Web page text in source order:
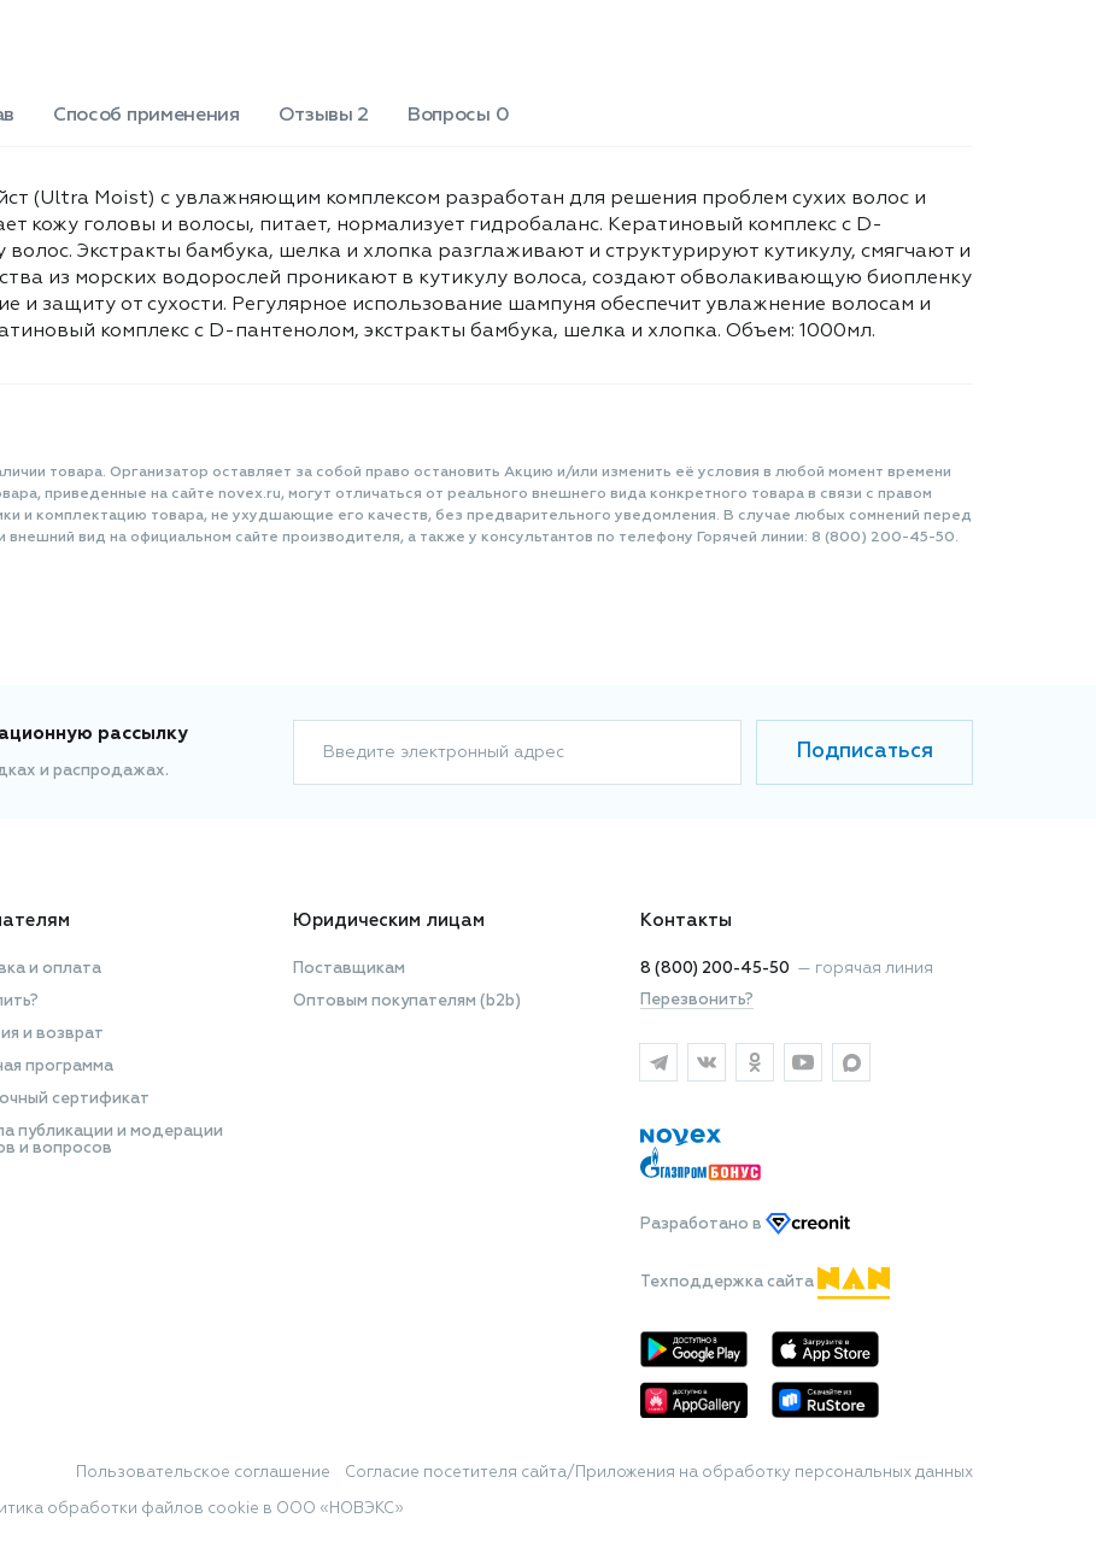
Crispus Extract, Fucus Vesiculosus
Methylchloroisothiazolinone,
Methylisothiazolinone, Sodium
Benzoate, Potassium Sorbate.
создают обволакивающую
использование шампуня обеспечит
увлажнение волосам и коже головы.
Активные компоненты: Кератиновый
комплекс с D-пантенолом, экстракты
бамбука, шелка и хлопка. Объем:
1000мл.
Способ применения Отзывы 2 Вопросы 0
(Ultra Moist) с увлажняющим комплексом разработан для решения проблем сухих волос и
кожу головы и волосы, питает, нормализует гидробаланс. Кератиновый комплекс с D-
Экстракты бамбука, шелка и хлопка разглаживают и структурируют кутикулу, смягчают и
из морских водорослей проникают в кутикулу волоса, создают обволакивающую биопленку
и защиту от сухости. Регулярное использование шампуня обеспечит увлажнение волосам и
комплекс с D-пантенолом, экстракты бамбука, шелка и хлопка. Объем: 1000мл.
товара. Организатор оставляет за собой право остановить Акцию и/или изменить её условия в любой момент времени
приведенные на сайте novex.ru, могут отличаться от реального внешнего вида конкретного товара в связи с правом
и комплектацию товара, не ухудшающие его качеств, без предварительного уведомления. В случае любых сомнений перед
внешний вид на официальном сайте производителя, а также у консультантов по телефону Горячей линии: 8 (800) 200-45-50.
рассылку
и распродажах.
Введите электронный адрес Подписаться
и оплата
и возврат
программа
сертификат
публикации и модерации
и вопросов
Юридическим лицам
Поставщикам
Оптовым покупателям (b2b)
Контакты
8 (800) 200-45-50 — горячая линия
Перезвонить?
Разработано в
Техподдержка сайта
Пользовательское соглашение Согласие посетителя сайта/Приложения на обработку персональных данных
обработки файлов cookie в ООО «НОВЭКС»